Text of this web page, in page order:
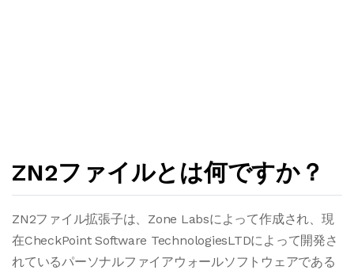
ZN2ファイルとは何ですか？
ZN2ファイル拡張子は、Zone Labsによって作成され、現
在CheckPoint Software TechnologiesLTDによって開発さ
れているパーソナルファイアウォールソフトウェアである